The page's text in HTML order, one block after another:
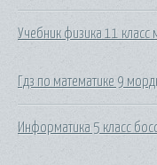
Учебник физика 11 класс
Гдз по математике 9
Информатика 5 класс